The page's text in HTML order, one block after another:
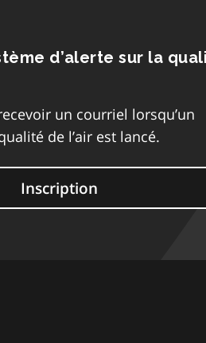
d’alerte sur la
un courriel lorsqu’un
de l’air est lancé.
Inscription